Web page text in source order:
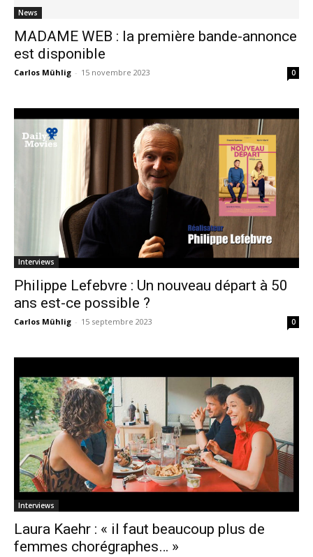
News
MADAME WEB : la première bande-annonce
est disponible
Carlos Mühlig - 15 novembre 2023 0
Interviews
Philippe Lefebvre : Un nouveau départ à 50
ans est-ce possible ?
Carlos Mühlig - 15 septembre 2023 0
Interviews
Laura Kaehr : « il faut beaucoup plus de
femmes chorégraphes… »